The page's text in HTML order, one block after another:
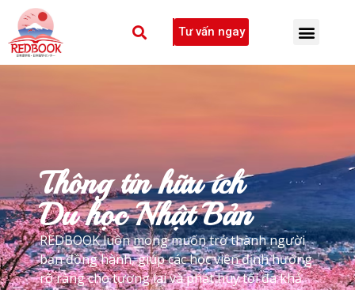
Tư vấn ngay
Thông tin hữu ích
Du học Nhật Bản
REDBOOK luôn mong muốn trở thành người
bạn đồng hành, giúp các học viên định hướng
rõ ràng cho tương lai và phát huy tối đa khả